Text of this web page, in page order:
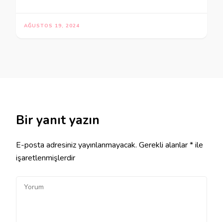
AĞUSTOS 19, 2024
Bir yanıt yazın
E-posta adresiniz yayınlanmayacak. Gerekli alanlar*ile
işaretlenmişlerdir